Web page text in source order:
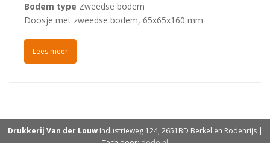
Bodem type Zweedse bodem
Doosje met zweedse bodem, 65x65x160 mm
Lees meer
Drukkerij Van der LouwIndustrieweg 124, 2651BD Berkel en Rodenrijs |